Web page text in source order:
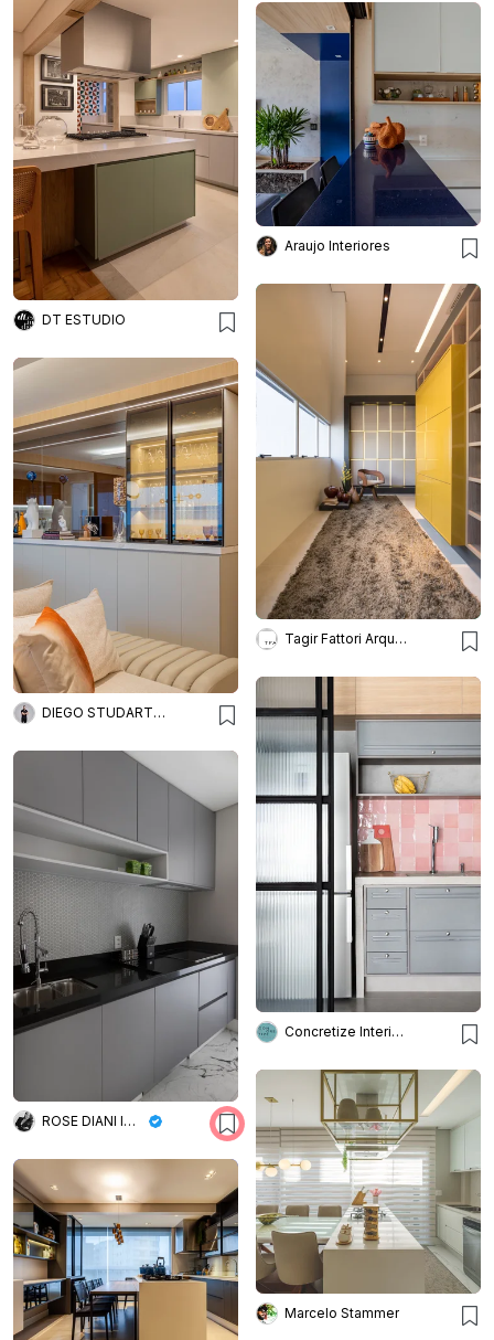
DT ESTUDIO
Araujo Interiores
Tagir Fattori Arquitetura
DIEGO STUDART ARQUITETURA
Concretize Interiores
ROSE DIANI INTERIORES
Marcelo Stammer